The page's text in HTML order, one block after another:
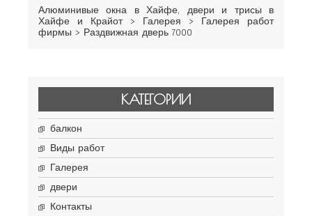
Алюминивые окна в Хайфе, двери и трисы в
Хайфе и Крайот> Галерея > Галерея работ
фирмы > Раздвижная дверь 7000
КАТЕГОРИИ
балкон
Виды работ
Галерея
двери
Контакты